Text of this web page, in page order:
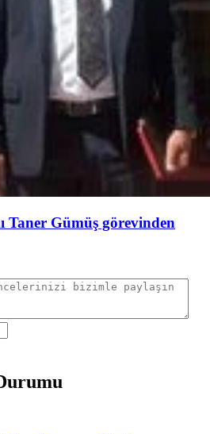
Taner Gümüş görevinden